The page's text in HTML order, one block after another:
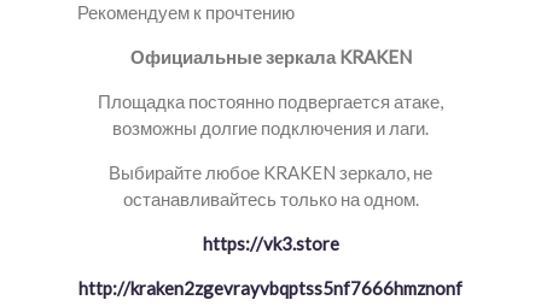
Рекомендуем к прочтению
Официальные зеркала KRAKEN
Площадка постоянно подвергается атаке,
возможны долгие подключения и лаги.
Выбирайте любое KRAKEN зеркало, не
останавливайтесь только на одном.
https://vk3.store
http://kraken2zgevrayvbqptss5nf7666hmznonf